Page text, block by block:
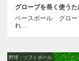
グローブを長く使う
ベースボール グロー
れ...
野球・ソフトボール